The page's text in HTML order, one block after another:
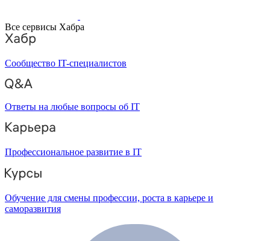
Все сервисы Хабра
Сообщество IT-специалистов
Ответы на любые вопросы об IT
Профессиональное развитие в IT
Обучение для смены профессии, роста в карьере и
саморазвития